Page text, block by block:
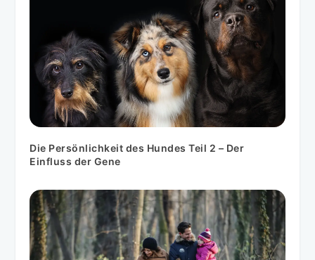
Die Persönlichkeit des Hundes Teil 2 – Der
Einfluss der Gene